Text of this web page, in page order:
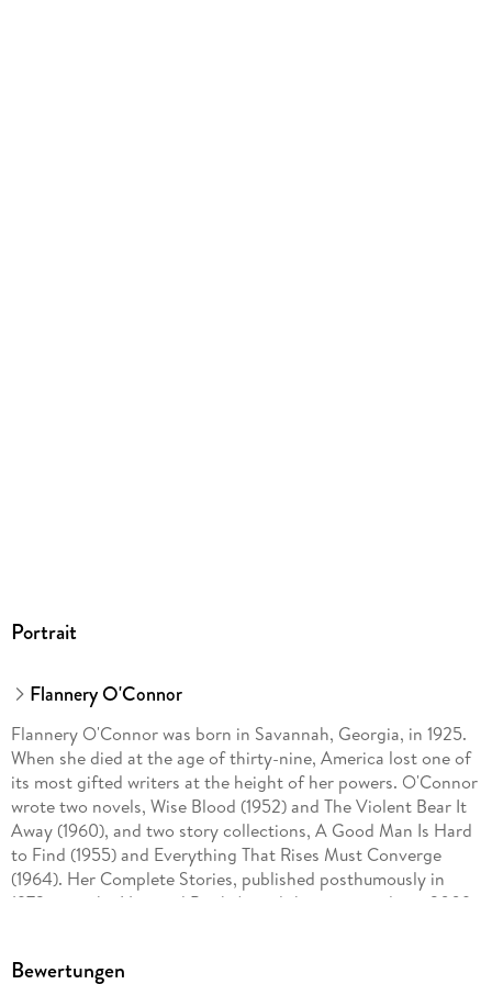
Portrait
Flannery O'Connor
Flannery O'Connor was born in Savannah, Georgia, in 1925.
When she died at the age of thirty-nine, America lost one of
its most gifted writers at the height of her powers. O'Connor
wrote two novels, Wise Blood (1952) and The Violent Bear It
Away (1960), and two story collections, A Good Man Is Hard
to Find (1955) and Everything That Rises Must Converge
(1964). Her Complete Stories, published posthumously in
1972, won the National Book Award that year, and in a 2009
published in Mystery and Manners (1969) and her letters in
Bewertungen